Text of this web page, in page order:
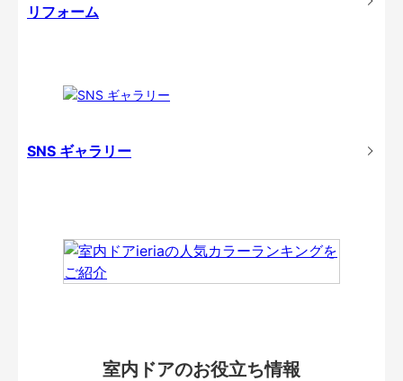
リフォーム
SNS ギャラリー
室内ドアのお役立ち情報